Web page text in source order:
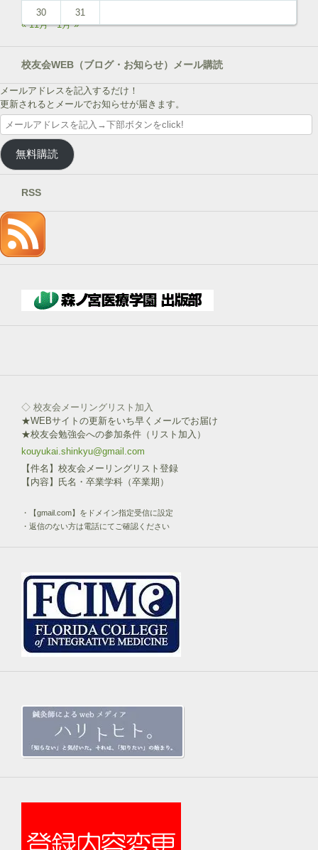
30
31
« 11月
1月 »
校友会WEB（ブログ・お知らせ）メール購読
メールアドレスを記入するだけ！
更新されるとメールでお知らせが届きます。
ー
ル
ア
ド
を
記
入
→
ン
無料購読
RSS
◇ 校友会メーリングリスト加入
★WEBサイトの更新をいち早くメールでお届け
★校友会勉強会への参加条件（リスト加入）
kouyukai.shinkyu@gmail.com
【件名】校友会メーリングリスト登録
【内容】氏名・卒業学科（卒業期）
・【gmail.com】をドメイン指定受信に設定
・返信のない方は電話にてご確認ください